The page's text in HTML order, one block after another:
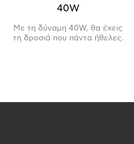
40W
Με τη δύναμη 40W, θα έχεις
τη δροσιά που πάντα ήθελες.